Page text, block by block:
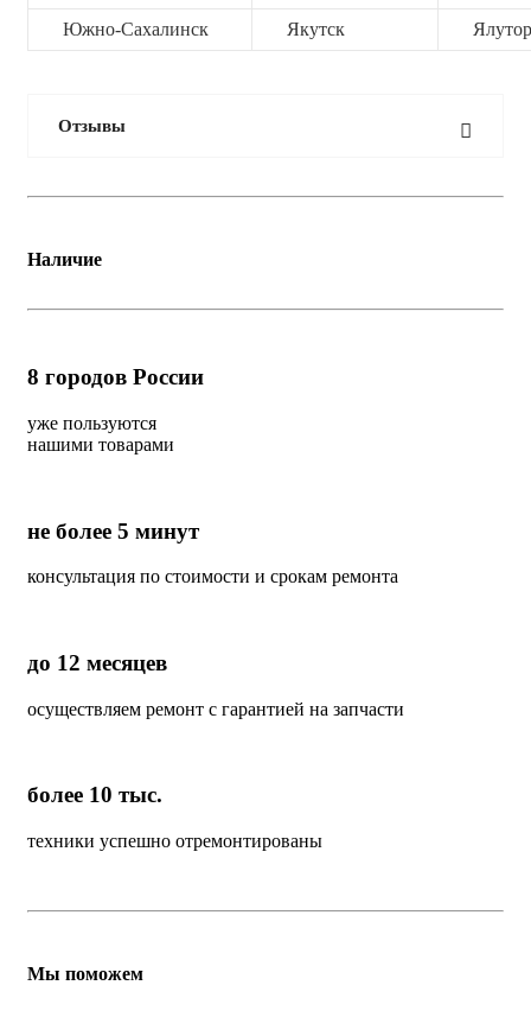
Южно-Сахалинск Якутск
Отзывы
Наличие
8 городов России
уже пользуются
нашими товарами
не более 5 минут
консультация по стоимости и срокам ремонта
до 12 месяцев
осуществляем ремонт с гарантией на запчасти
более 10 тыс.
техники успешно отремонтированы
Мы поможем